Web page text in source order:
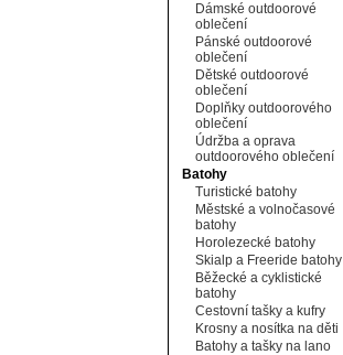
Dámské outdoorové
oblečení
Pánské outdoorové
oblečení
Dětské outdoorové
oblečení
Doplňky outdoorového
oblečení
Údržba a oprava
outdoorového oblečení
Batohy
Turistické batohy
Městské a volnočasové
batohy
Horolezecké batohy
Skialp a Freeride batohy
Běžecké a cyklistické
batohy
Cestovní tašky a kufry
Krosny a nosítka na děti
Batohy a tašky na lano